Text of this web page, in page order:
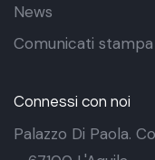
News
Comunicati stampa
Connessi con noi
Palazzo Di Paola.